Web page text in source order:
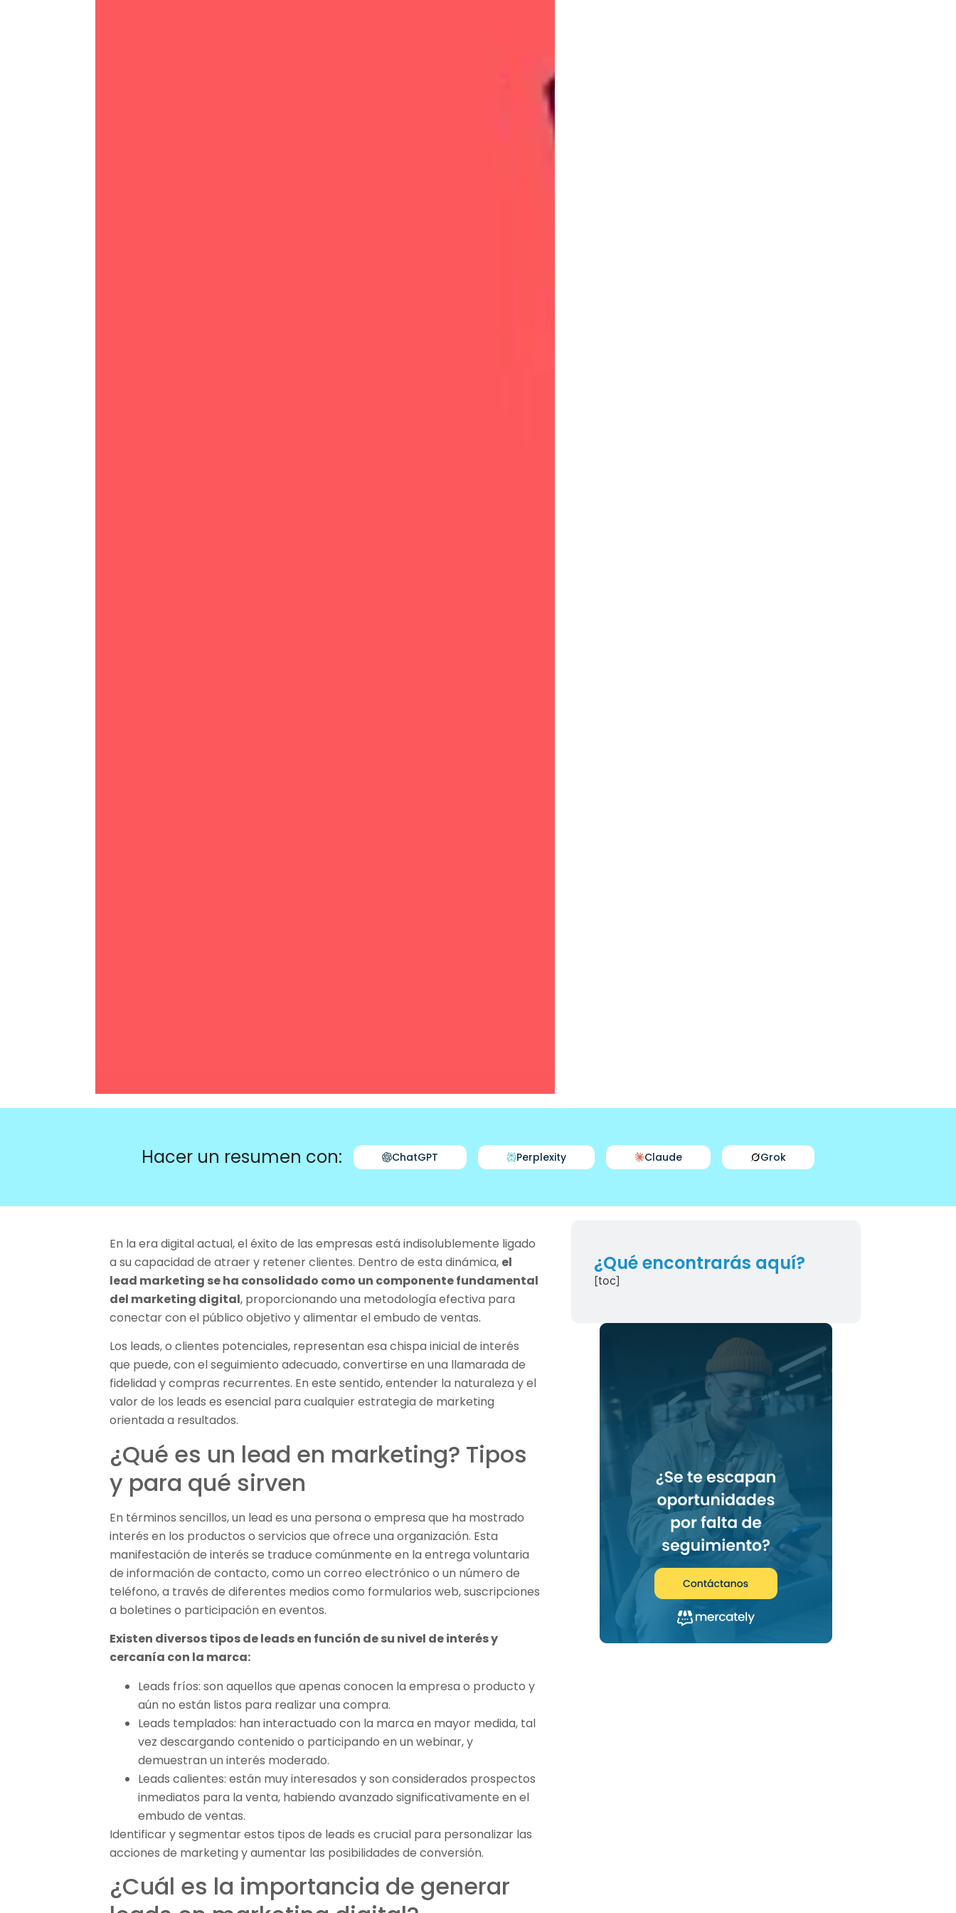
Hacer un resumen con: ChatGPT Perplexity Claude Grok
En la era digital actual, el éxito de las empresas está indisolublemente ligado
a su capacidad de atraer y retener clientes. Dentro de esta dinámica, el
lead marketing se ha consolidado como un componente fundamental
del marketing digital, proporcionando una metodología efectiva para
conectar con el público objetivo y alimentar el embudo de ventas.
Los leads, o clientes potenciales, representan esa chispa inicial de interés
que puede, con el seguimiento adecuado, convertirse en una llamarada de
fidelidad y compras recurrentes. En este sentido, entender la naturaleza y el
valor de los leads es esencial para cualquier estrategia de marketing
orientada a resultados.
¿Qué es un lead en marketing? Tipos
y para qué sirven
En términos sencillos, un lead es una persona o empresa que ha mostrado
interés en los productos o servicios que ofrece una organización. Esta
manifestación de interés se traduce comúnmente en la entrega voluntaria
de información de contacto, como un correo electrónico o un número de
teléfono, a través de diferentes medios como formularios web, suscripciones
a boletines o participación en eventos.
Existen diversos tipos de leads en función de su nivel de interés y
cercanía con la marca:
Leads fríos: son aquellos que apenas conocen la empresa o producto y
aún no están listos para realizar una compra.
Leads templados: han interactuado con la marca en mayor medida, tal
vez descargando contenido o participando en un webinar, y
demuestran un interés moderado.
Leads calientes: están muy interesados y son considerados prospectos
inmediatos para la venta, habiendo avanzado significativamente en el
embudo de ventas.
Identificar y segmentar estos tipos de leads es crucial para personalizar las
acciones de marketing y aumentar las posibilidades de conversión.
¿Cuál es la importancia de generar
¿Qué encontrarás aquí?
[toc]